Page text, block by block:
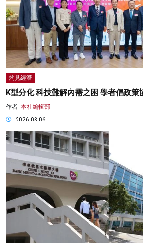
灼見經濟
K型分化 科技難解內需之困 學者倡政策
作者: 本社編輯部
2026-08-06